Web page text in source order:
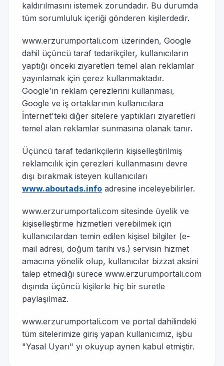
kaldırılmasını istemek zorundadır. Bu durumda
tüm sorumluluk içeriği gönderen kişilerdedir.
www.erzurumportali.com üzerinden, Google
dahil üçüncü taraf tedarikçiler, kullanıcıların
yaptığı önceki ziyaretleri temel alan reklamlar
yayınlamak için çerez kullanmaktadır.
Google'ın reklam çerezlerini kullanması,
Google ve iş ortaklarının kullanıcılara
İnternet'teki diğer sitelere yaptıkları ziyaretleri
temel alan reklamlar sunmasına olanak tanır.
Üçüncü taraf tedarikçilerin kişiselleştirilmiş
reklamcılık için çerezleri kullanmasını devre
dışı bırakmak isteyen kullanıcıları
www.aboutads.infoadresine inceleyebilirler.
www.erzurumportali.com sitesinde üyelik ve
kişiselleştirme hizmetleri verebilmek için
kullanıcılardan temin edilen kişisel bilgiler (e-
mail adresi, doğum tarihi vs.) servisin hizmet
amacına yönelik olup, kullanıcılar bizzat aksini
talep etmediği sürece www.erzurumportali.com
dışında üçüncü kişilerle hiç bir suretle
paylaşılmaz.
www.erzurumportali.com ve portal dahilindeki
tüm sitelerimize giriş yapan kullanıcımız, işbu
"Yasal Uyarı" yı okuyup aynen kabul etmiştir.